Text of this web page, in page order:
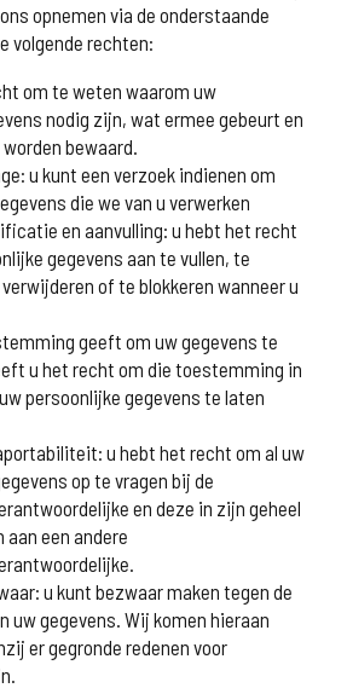
opnemen via de onderstaande
volgende rechten:
om te weten waarom uw
nodig zijn, wat ermee gebeurt en
bewaard.
u kunt een verzoek indienen om
die we van u verwerken
en aanvulling: u hebt het recht
gegevens aan te vullen, te
of te blokkeren wanneer u
geeft om uw gegevens te
u het recht om die toestemming in
persoonlijke gegevens te laten
u hebt het recht om al uw
op te vragen bij de
en deze in zijn geheel
aan een andere
u kunt bezwaar maken tegen de
uw gegevens. Wij komen hieraan
er gegronde redenen voor